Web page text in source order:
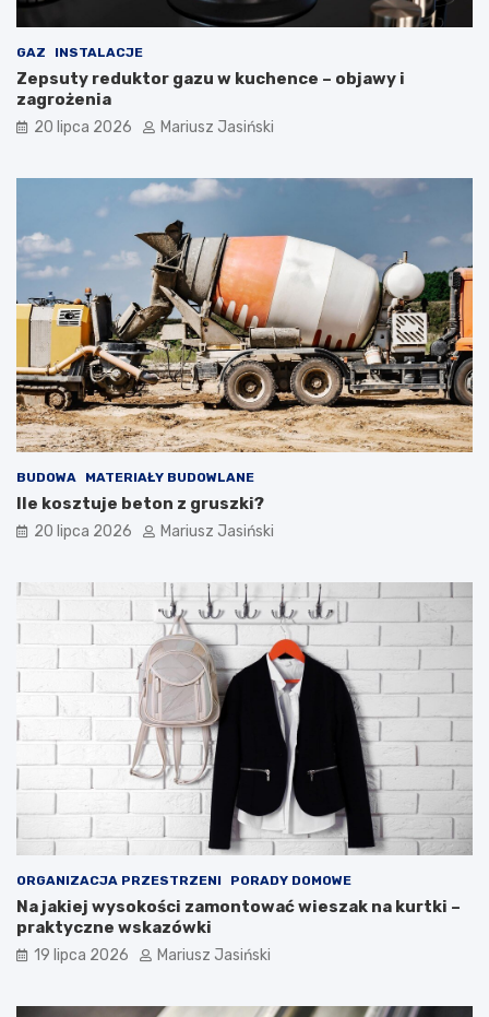
GAZ INSTALACJE
Zepsuty reduktor gazu w kuchence – objawy i
zagrożenia
20 lipca 2026 Mariusz Jasiński
BUDOWA MATERIAŁY BUDOWLANE
Ile kosztuje beton z gruszki?
20 lipca 2026 Mariusz Jasiński
ORGANIZACJA PRZESTRZENI PORADY DOMOWE
Na jakiej wysokości zamontować wieszak na kurtki –
praktyczne wskazówki
19 lipca 2026 Mariusz Jasiński